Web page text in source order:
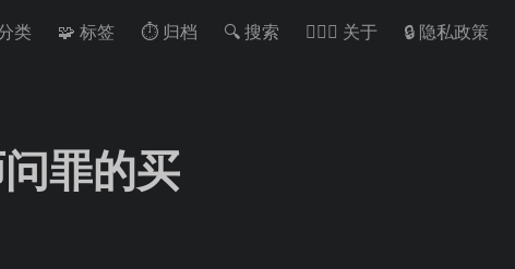
类 🧩 标签 ⏱ 归档 🔍 搜索 🙋🏻‍♂️ 关于 🔒 隐私政策
罪的买